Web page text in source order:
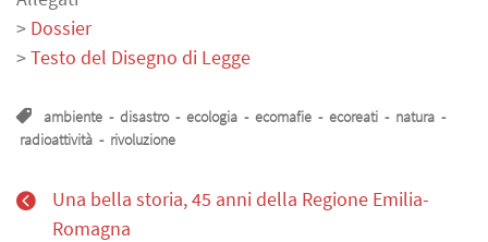
> Dossier
>Testo del Disegno di Legge
ambiente - disastro - ecologia - ecomafie - ecoreati - natura -
radioattività - rivoluzione
Una bella storia, 45 anni della Regione Emilia-
Romagna